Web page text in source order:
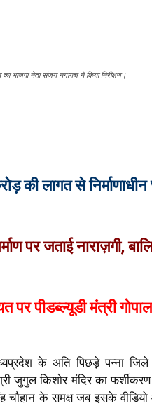
का भाजपा नेता संजय नगायच ने किया निरीक्षण।
की लागत से
पर जताई नाराज़गी,
पीडब्ल्यूडी मंत्री
के अति पिछड़े पन्ना जिले
जुगुल किशोर मंदिर का
चौहान के समक्ष जब इसके